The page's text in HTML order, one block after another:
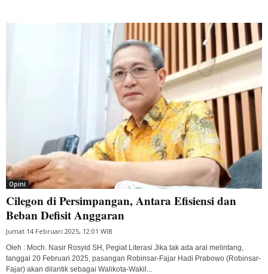
Opini
Cilegon di Persimpangan, Antara Efisiensi dan
Beban Defisit Anggaran
Jumat 14 Februari 2025, 12:01 WIB
Oleh : Moch. Nasir Rosyid SH, Pegiat Literasi Jika tak ada aral melintang,
tanggal 20 Februari 2025, pasangan Robinsar-Fajar Hadi Prabowo (Robinsar-
Fajar) akan dilantik sebagai Walikota-Wakil...